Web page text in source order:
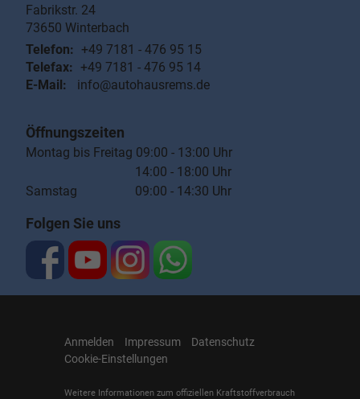
Fabrikstr. 24
73650 Winterbach
Telefon: +49 7181 - 476 95 15
Telefax: +49 7181 - 476 95 14
E-Mail:
info@autohausrems.de
Öffnungszeiten
Montag bis Freitag 09:00 - 13:00 Uhr
14:00 - 18:00 Uhr
Samstag 09:00 - 14:30 Uhr
Folgen Sie uns
Anmelden Impressum
Datenschutz
Cookie-Einstellungen
Weitere Informationen zum offiziellen Kraftstoffverbrauch